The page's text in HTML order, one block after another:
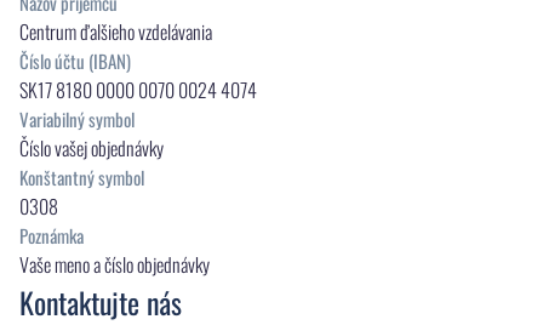
Centrum ďalšieho vzdelávania
Číslo účtu (IBAN)
SK17 8180 0000 0070 0024 4074
Variabilný symbol
Číslo vašej objednávky
Konštantný symbol
0308
Poznámka
Vaše meno a číslo objednávky
Kontaktujte nás